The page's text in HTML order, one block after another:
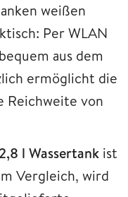
weißen
Per WLAN
aus dem
ermöglicht die
Reichweite von
2,8 l Wassertank ist
Vergleich, wird